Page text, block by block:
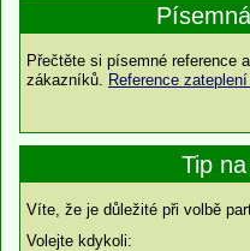
Přečtěte si písemné reference
zákazníků. Reference
Tip
Víte, že je důležité při volbě
Volejte kdykoli: